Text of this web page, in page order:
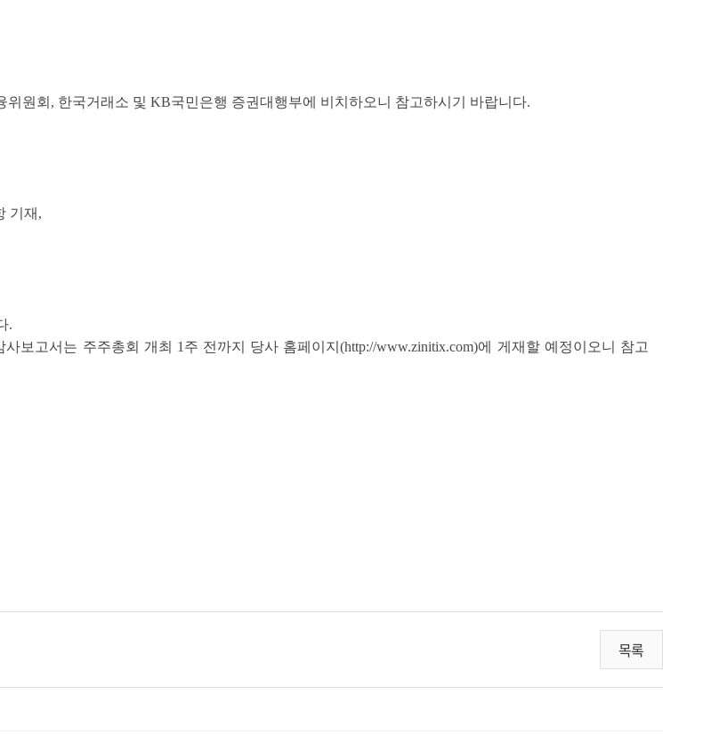
원회, 한국거래소 및 KB국민은행 증권대행부에 비치하오니 참고하시기 바랍니다.
기재,
.
보고서는 주주총회 개최 1주 전까지 당사 홈페이지(http://www.zinitix.com)에 게재할 예정이오니 참고
목록